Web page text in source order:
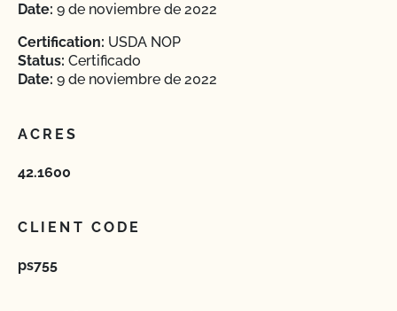
Date: 9 de noviembre de 2022
Certification: USDA NOP
Status: Certificado
Date: 9 de noviembre de 2022
ACRES
42.1600
CLIENT CODE
ps755